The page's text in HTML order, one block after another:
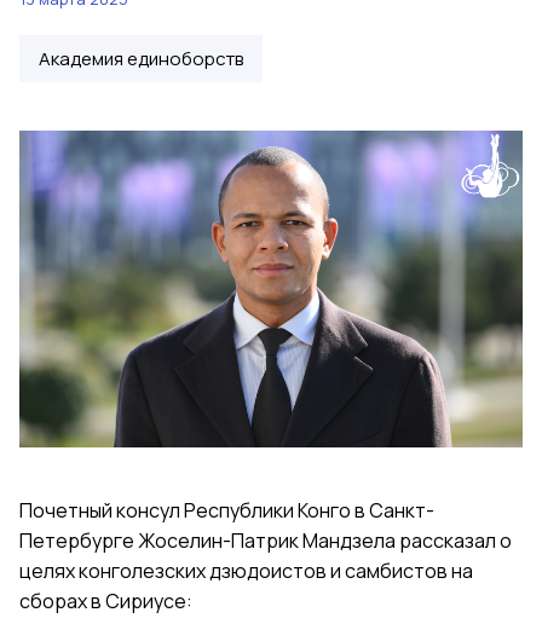
Академия единоборств
Почетный консул Республики Конго в Санкт-
Петербурге Жоселин-Патрик Мандзела рассказал о
целях конголезских дзюдоистов и самбистов на
сборах в Сириусе: